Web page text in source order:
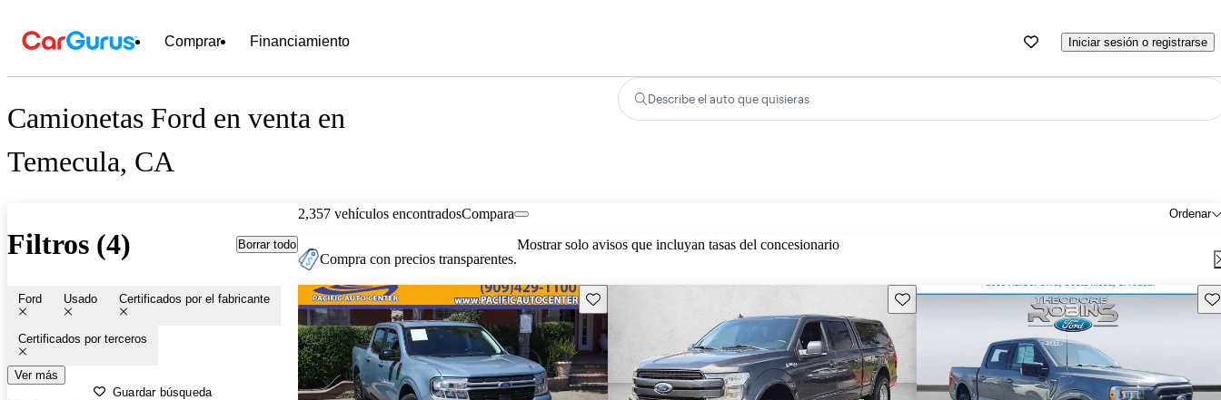
Comprar Financiamiento Iniciar sesión o registrarse
Camionetas Ford en venta en
Temecula, CA
Describe el auto que quisieras
Filtros (4) Borrar todo
Ford Usado Certificados por el fabricante
Certificados por terceros
Ver más
Guardar búsqueda
2,357 vehículos encontrados Ordenar
Compara
Compra con precios transparentes.
Mostrar solo avisos que incluyan tasas del concesionario
Guarda este Aviso Guarda este Aviso